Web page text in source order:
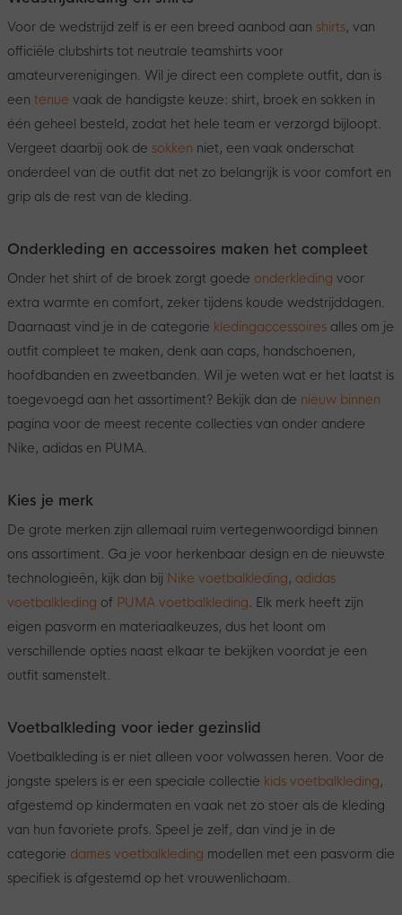
Voor de wedstrijd zelf is er een breed aanbod aan shirts, van
officiële clubshirts tot neutrale teamshirts voor
amateurverenigingen. Wil je direct een complete outfit, dan is
een tenue vaak de handigste keuze: shirt, broek en sokken in
één geheel besteld, zodat het hele team er verzorgd bijloopt.
Vergeet daarbij ook de sokken niet, een vaak onderschat
onderdeel van de outfit dat net zo belangrijk is voor comfort en
grip als de rest van de kleding.
Onderkleding en accessoires maken het compleet
Onder het shirt of de broek zorgt goede onderkleding voor
extra warmte en comfort, zeker tijdens koude wedstrijddagen.
Daarnaast vind je in de categorie kledingaccessoires alles om je
outfit compleet te maken, denk aan caps, handschoenen,
hoofdbanden en zweetbanden. Wil je weten wat er het laatst is
toegevoegd aan het assortiment? Bekijk dan de nieuw binnen
pagina voor de meest recente collecties van onder andere
Nike, adidas en PUMA.
Kies je merk
De grote merken zijn allemaal ruim vertegenwoordigd binnen
ons assortiment. Ga je voor herkenbaar design en de nieuwste
technologieën, kijk dan bij Nike voetbalkleding, adidas
voetbalkleding of PUMA voetbalkleding. Elk merk heeft zijn
eigen pasvorm en materiaalkeuzes, dus het loont om
verschillende opties naast elkaar te bekijken voordat je een
outfit samenstelt.
Voetbalkleding voor ieder gezinslid
Voetbalkleding is er niet alleen voor volwassen heren. Voor de
jongste spelers is er een speciale collectie kids voetbalkleding,
afgestemd op kindermaten en vaak net zo stoer als de kleding
van hun favoriete profs. Speel je zelf, dan vind je in de
categorie dames voetbalkleding modellen met een pasvorm die
specifiek is afgestemd op het vrouwenlichaam.